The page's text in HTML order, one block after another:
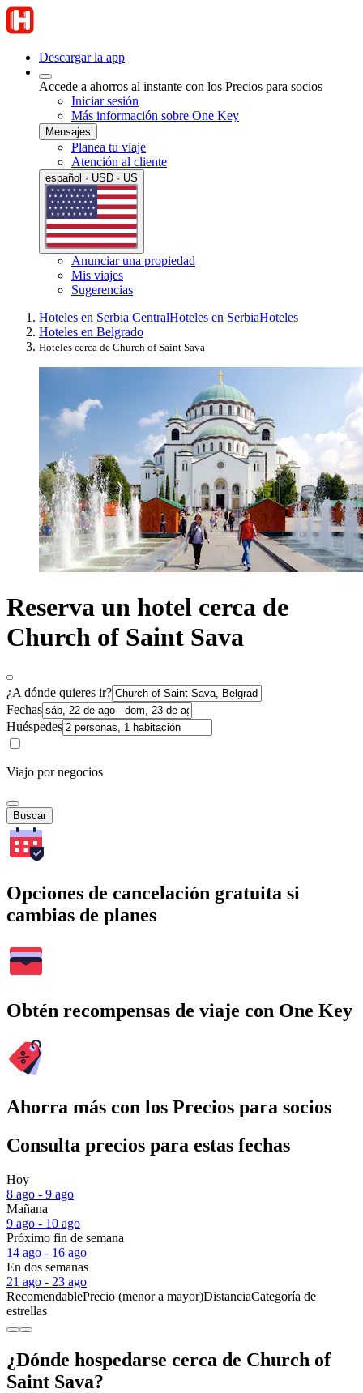
Descargar la app
Accede a ahorros al instante con los Precios para socios
Iniciar sesión
Más información sobre One Key
Mensajes
Planea tu viaje
Atención al cliente
español · USD · US
Anunciar una propiedad
Mis viajes
Sugerencias
Hoteles en Serbia CentralHoteles en SerbiaHoteles
Hoteles en Belgrado
Hoteles cerca de Church of Saint Sava
Reserva un hotel cerca de
Church of Saint Sava
¿A dónde quieres ir?
Fechas
Huéspedes
Viajo por negocios
Buscar
Opciones de cancelación gratuita si
cambias de planes
Obtén recompensas de viaje con One Key
Ahorra más con los Precios para socios
Consulta precios para estas fechas
Hoy
8 ago - 9 ago
Mañana
9 ago - 10 ago
Próximo fin de semana
14 ago - 16 ago
En dos semanas
21 ago - 23 ago
RecomendablePrecio (menor a mayor)DistanciaCategoría de
estrellas
¿Dónde hospedarse cerca de Church of
Saint Sava?